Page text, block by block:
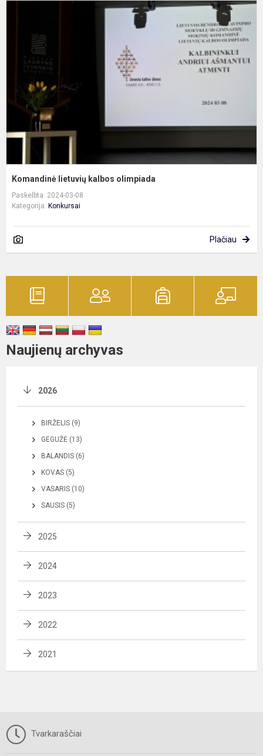
Komandinė lietuvių kalbos olimpiada
Paskelbta: 2024-03-08
Kategorija: Konkursai
Plačiau
Naujienų archyvas
2026
BIRŽELIS (9)
GEGUŽĖ (13)
BALANDIS (6)
KOVAS (5)
VASARIS (10)
SAUSIS (5)
2025
2024
2023
2022
2021
Tvarkaraščiai